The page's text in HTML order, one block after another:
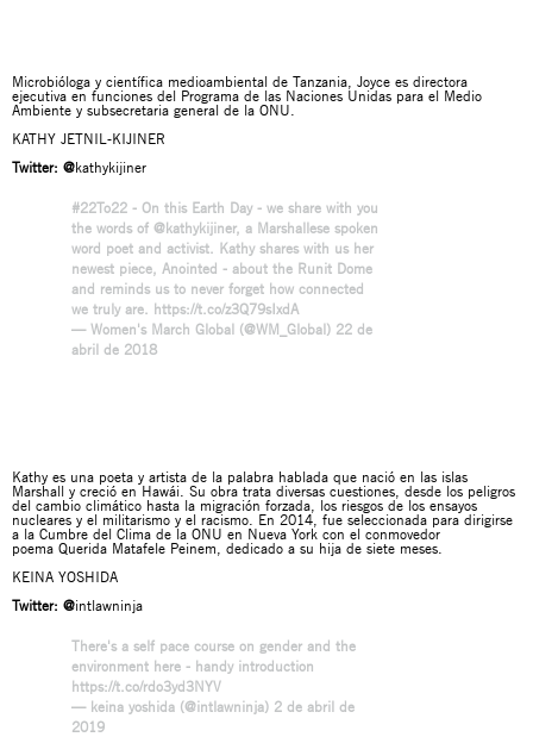
Microbióloga y científica medioambiental de Tanzania, Joyce es directora
ejecutiva en funciones del Programa de las Naciones Unidas para el Medio
Ambiente y subsecretaria general de la ONU.
KATHY JETNIL-KIJINER
Twitter: @kathykijiner
#22To22 - On this Earth Day - we share with you
the words of @kathykijiner, a Marshallese spoken
word poet and activist. Kathy shares with us her
newest piece, Anointed - about the Runit Dome
and reminds us to never forget how connected
we truly are. https://t.co/z3Q79sIxdA
— Women's March Global (@WM_Global) 22 de
abril de 2018
Kathy es una poeta y artista de la palabra hablada que nació en las islas
Marshall y creció en Hawái. Su obra trata diversas cuestiones, desde los peligros
del cambio climático hasta la migración forzada, los riesgos de los ensayos
nucleares y el militarismo y el racismo. En 2014, fue seleccionada para dirigirse
a la Cumbre del Clima de la ONU en Nueva York con el conmovedor
poema Querida Matafele Peinem , dedicado a su hija de siete meses.
KEINA YOSHIDA
Twitter: @intlawninja
There's a self pace course on gender and the
environment here - handy introduction
https://t.co/rdo3yd3NYV
— keina yoshida (@intlawninja) 2 de abril de
2019